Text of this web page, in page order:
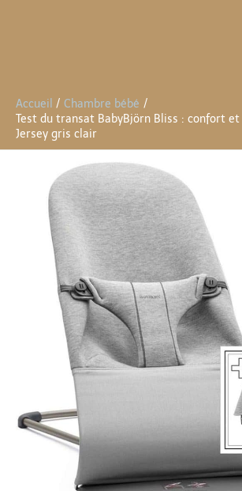
Accueil
Chambre bébé
Test du transat BabyBjörn Bliss : confort et
Jersey gris clair